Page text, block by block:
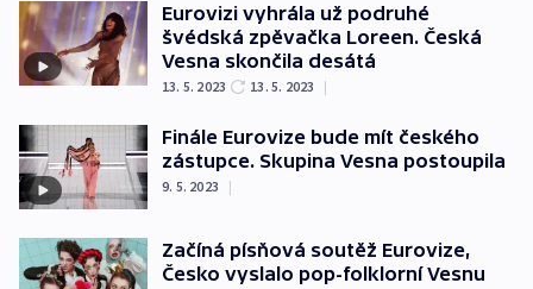
Eurovizi vyhrála už podruhé
švédská zpěvačka Loreen. Česká
Vesna skončila desátá
13. 5. 2023 13. 5. 2023 |
Finále Eurovize bude mít českého
zástupce. Skupina Vesna postoupila
9. 5. 2023 |
Začíná písňová soutěž Eurovize,
Česko vyslalo pop-folklorní Vesnu